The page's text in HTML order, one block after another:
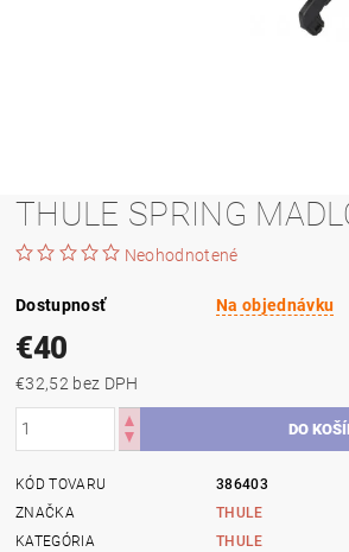
THULE SPRING
Neohodnotené
Dostupnosť Na objednávku
€40
€32,52 bez DPH
KÓD TOVARU
386403
ZNAČKA
THULE
KATEGÓRIA
THULE